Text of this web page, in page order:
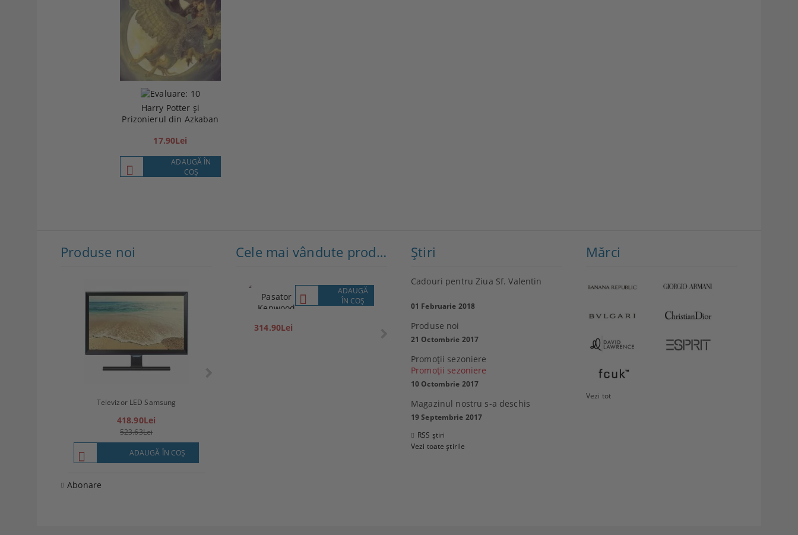
Harry Potter și
Prizonierul din Azkaban
17.90Lei
ADAUGĂ ÎN
COŞ
Produse noi
Televizor LED Samsung
418.90Lei
523.63Lei
ADAUGĂ ÎN COŞ
MacBook Air 13
2,769.99Lei
Abonare
Cele mai vândute produse
Pasator
Kenwood
314.90Lei
ADAUGĂ
ÎN COŞ
P1M
359.10Lei
399.00Lei
Philips
VEZI
Ştiri
Cadouri pentru Ziua Sf. Valentin
01 Februarie 2018
Produse noi
21 Octombrie 2017
Promoţii sezoniere
Promoţii sezoniere
10 Octombrie 2017
Magazinul nostru s-a deschis
19 Septembrie 2017
RSS știri
Vezi toate știrile
Mărci
Vezi tot